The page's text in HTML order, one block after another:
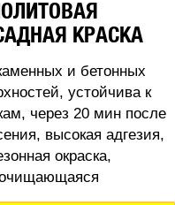
КРАСКА
и бетонных
устойчива к
через 20 мин после
высокая адгезия,
окраска,